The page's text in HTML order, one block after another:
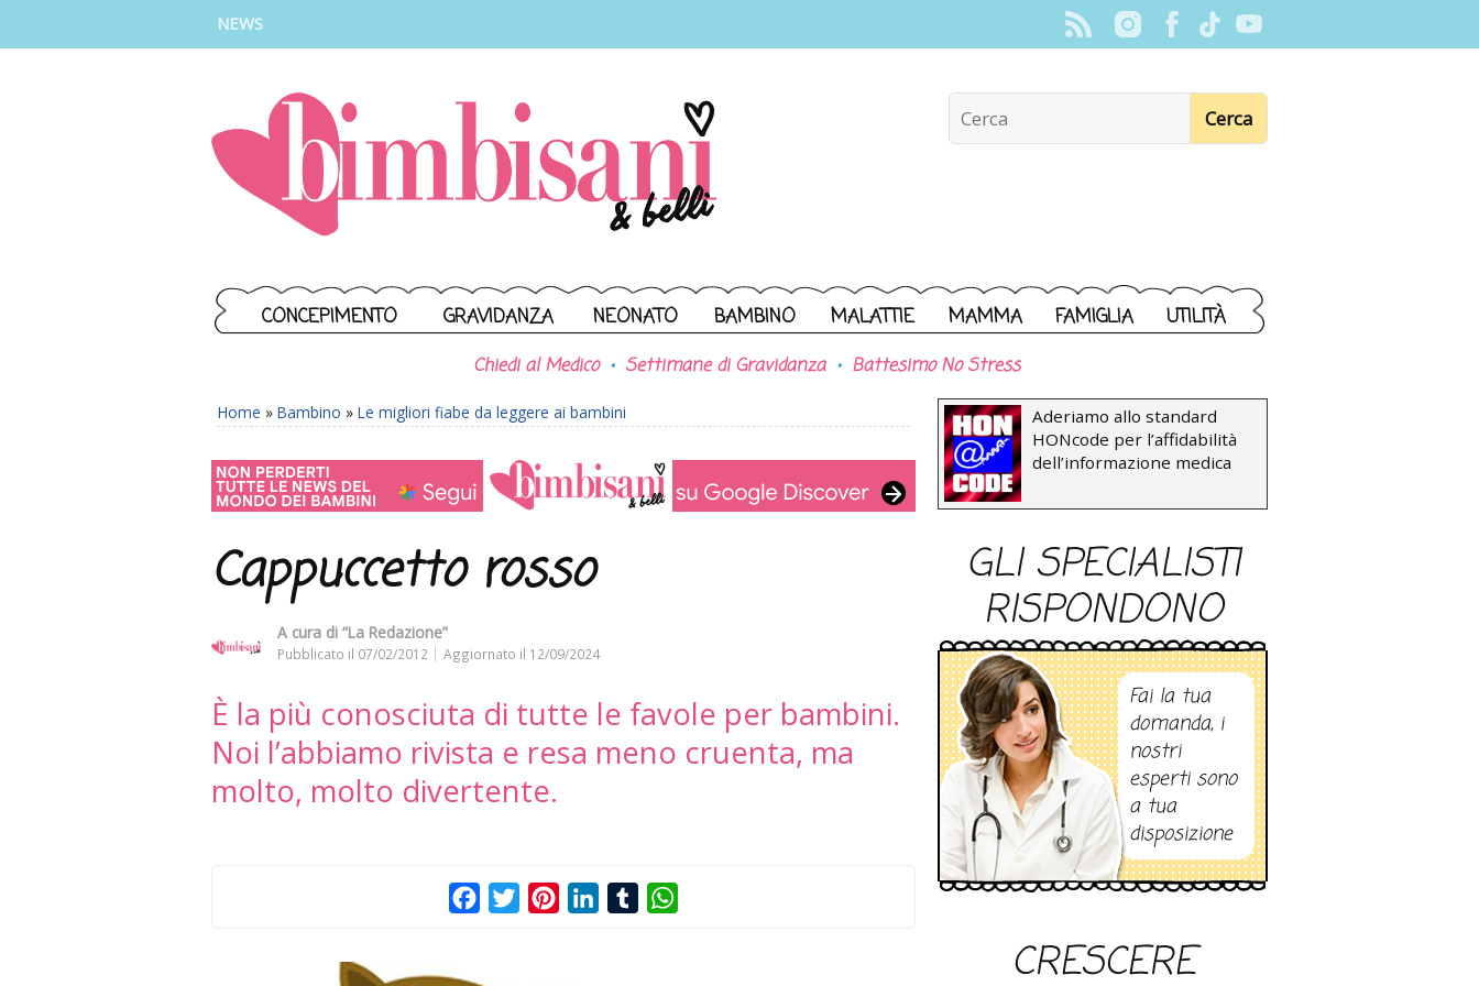
NEWS
CONCEPIMENTO GRAVIDANZA NEONATO BAMBINO MALATTIE MAMMA FAMIGLIA UTILITÀ
Chiedi al Medico Settimane di Gravidanza Battesimo No Stress
Home » Bambino » Le migliori fiabe da leggere ai bambini
Cappuccetto rosso
A cura di “La Redazione”
Pubblicato il 07/02/2012 Aggiornato il 12/09/2024
È la più conosciuta di tutte le favole per bambini.
Noi l’abbiamo rivista e resa meno cruenta, ma
molto, molto divertente.
FacebookTwitterPinterestLinkedInTumblr
Aderiamo allo standard
HONcode per l’affidabilità
dell’informazione medica
GLI SPECIALISTI
RISPONDONO
Fai la tua
domanda, i
nostri
esperti sono
a tua
disposizione
CRESCERE